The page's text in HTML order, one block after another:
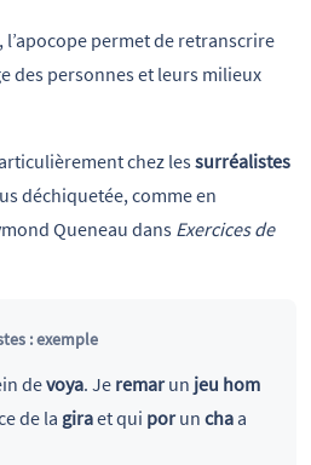
permet de retranscrire
des personnes et leurs milieux
chez lessurréalistes
déchiquetée, comme en
Queneau dans Exercices de
: exemple
devoya. Je remarun jeu hom
de la giraet qui porun chaa